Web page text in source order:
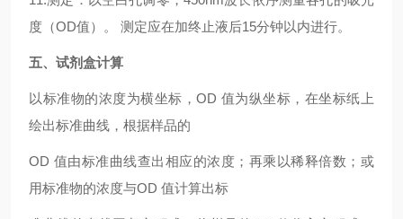
度（OD值）。 测定应在加终止液后15分钟以内进行。
五、试剂盒计算
以标准物的浓度为横坐标，OD 值为纵坐标，在坐标纸上
绘出标准曲线，根据样品的
OD 值由标准曲线查出相应的浓度；再乘以稀释倍数；或
用标准物的浓度与OD 值计算出标